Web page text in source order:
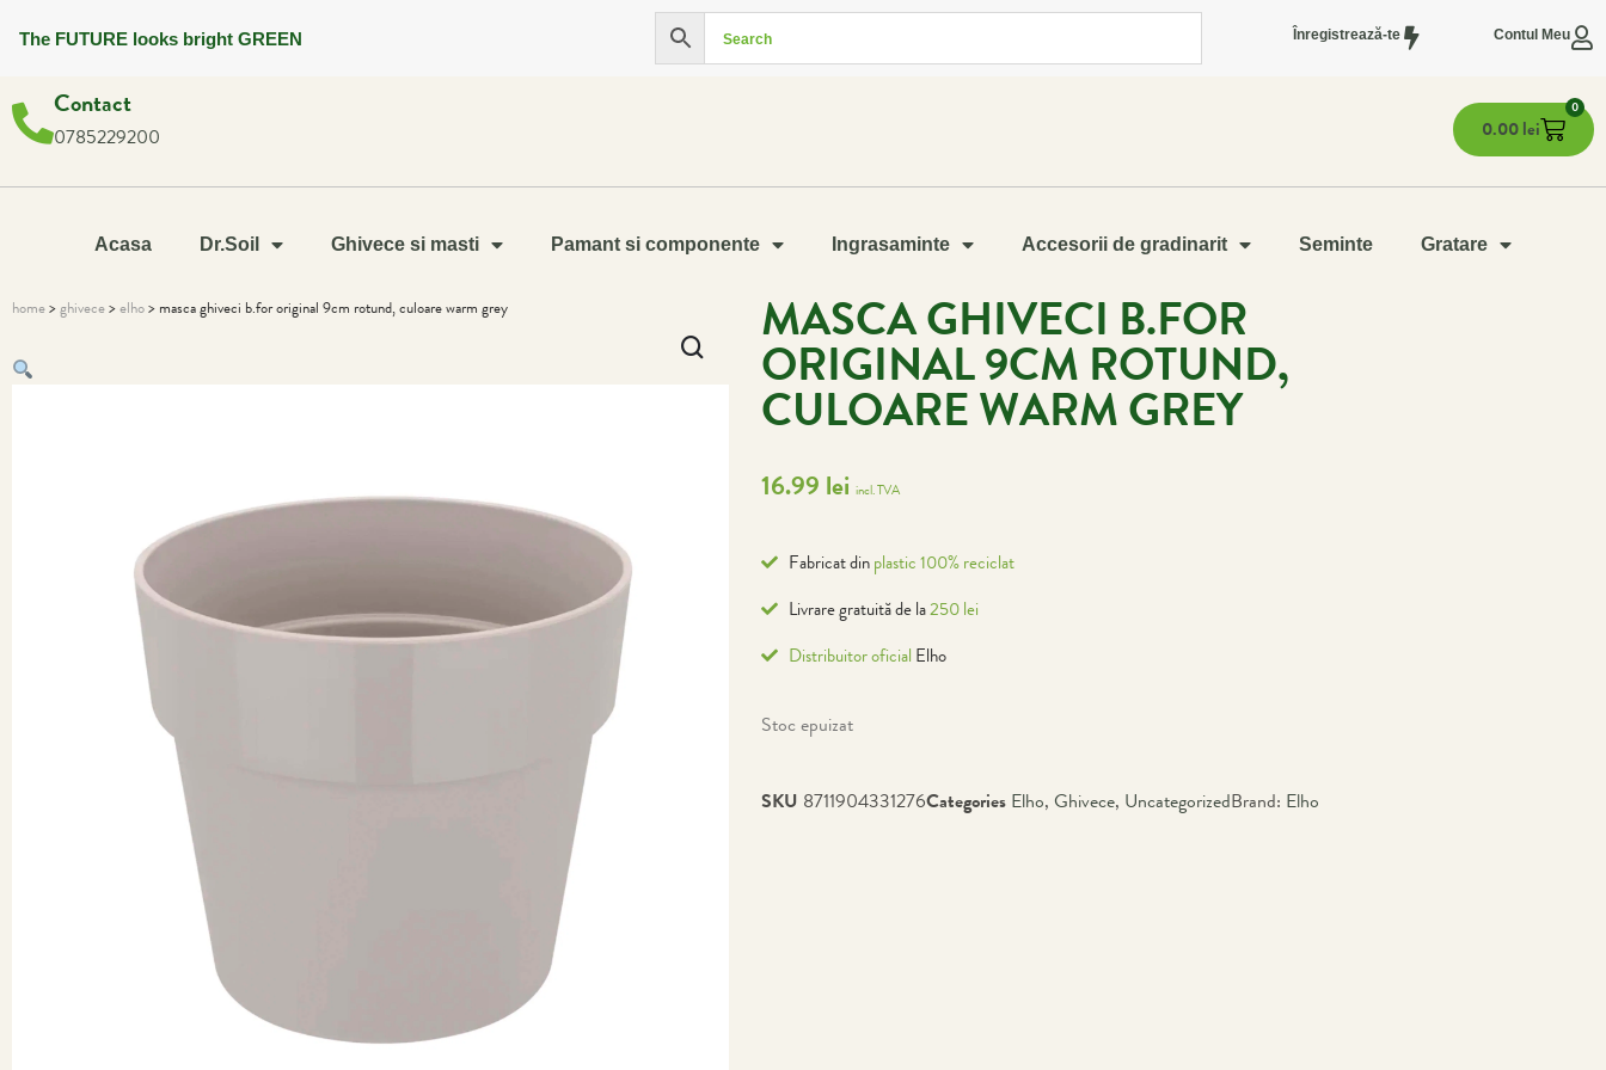
The FUTURE looks bright GREEN Înregistrează-te Contul Meu
Contact
0785229200 0.00lei
0
Acasa Dr.Soil Ghivece si masti Pamant si componente Ingrasaminte Accesorii de gradinarit Seminte Gratare
home>ghivece>elho> masca ghiveci b.for original 9cm rotund, culoare warm grey MASCA GHIVECI B.FOR
ORIGINAL 9CM ROTUND,
CULOARE WARM GREY
16.99 lei incl. TVA
Fabricat dinplastic 100% reciclat
Livrare gratuită de la250 lei
Distribuitor oficial Elho
Stoc epuizat
SKU 8711904331276Categories Elho, Ghivece, UncategorizedBrand: Elho